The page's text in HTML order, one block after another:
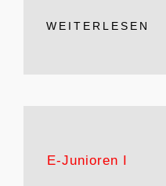
WEITERLESEN
E-Junioren I